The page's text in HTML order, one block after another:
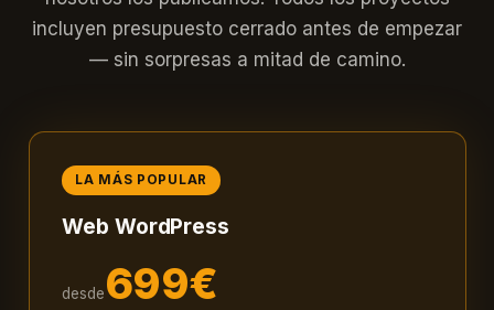
incluyen presupuesto cerrado antes de empezar
— sin sorpresas a mitad de camino.
LA MÁS POPULAR
Web WordPress
desde699€